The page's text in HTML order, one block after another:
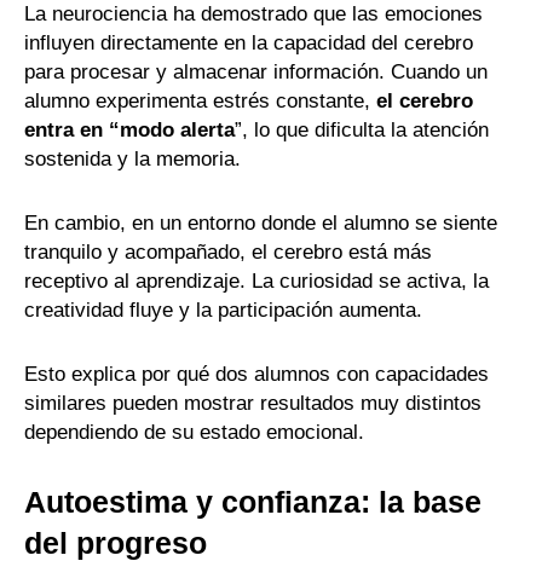
La neurociencia ha demostrado que las emociones
influyen directamente en la capacidad del cerebro
para procesar y almacenar información. Cuando un
alumno experimenta estrés constante, el cerebro
entra en “modo alerta”, lo que dificulta la atención
sostenida y la memoria.
En cambio, en un entorno donde el alumno se siente
tranquilo y acompañado, el cerebro está más
receptivo al aprendizaje. La curiosidad se activa, la
creatividad fluye y la participación aumenta.
Esto explica por qué dos alumnos con capacidades
similares pueden mostrar resultados muy distintos
dependiendo de su estado emocional.
Autoestima y confianza: la base
del progreso